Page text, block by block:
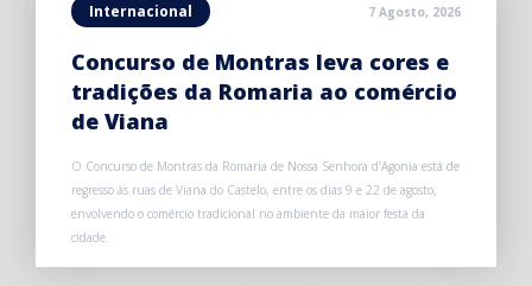
Internacional 7 Agosto, 2026
Concurso de Montras leva cores e
tradições da Romaria ao comércio
de Viana
O Concurso de Montras da Romaria de Nossa Senhora d’Agonia está de
regresso às ruas de Viana do Castelo, entre os dias 9 e 22 de agosto,
envolvendo o comércio tradicional no ambiente da maior festa da
cidade.